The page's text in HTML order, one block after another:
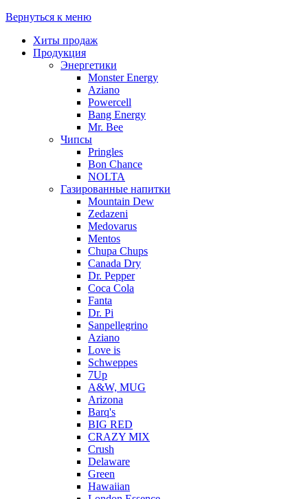
Вернуться к меню
Хиты продаж
Продукция
Энергетики
Monster Energy
Aziano
Powercell
Bang Energy
Mr. Bee
Чипсы
Pringles
Bon Chance
NOLTA
Газированные напитки
Mountain Dew
Zedazeni
Medovarus
Mentos
Chupa Chups
Canada Dry
Dr. Pepper
Coca Cola
Fanta
Dr. Pi
Sanpellegrino
Aziano
Love is
Schweppes
7Up
A&W, MUG
Arizona
Barq's
BIG RED
CRAZY MIX
Crush
Delaware
Green
Hawaiian